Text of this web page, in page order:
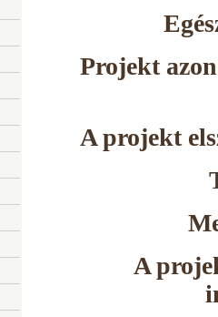
Projekt
A projekt
A